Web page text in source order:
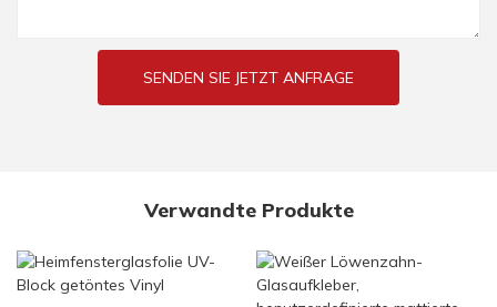
SENDEN SIE JETZT ANFRAGE
Verwandte Produkte